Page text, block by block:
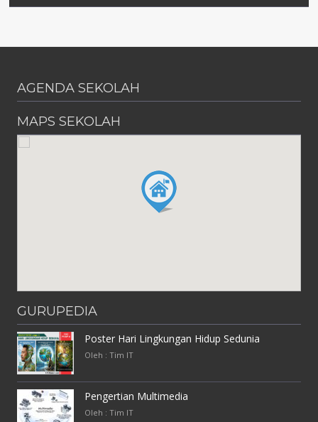
AGENDA SEKOLAH
MAPS SEKOLAH
GURUPEDIA
Poster Hari Lingkungan Hidup Sedunia
Oleh : Tim IT
Pengertian Multimedia
Oleh : Tim IT